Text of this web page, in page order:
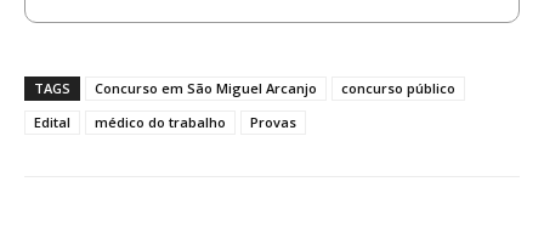
TAGS Concurso em São Miguel Arcanjo
concurso público
Edital
médico do trabalho Provas